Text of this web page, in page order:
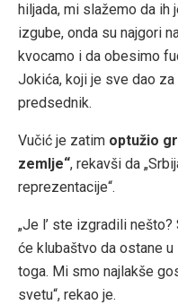
hiljada, mi slažemo da
izgube, onda su najgori
kvocamo i da obesimo
Jokića, koji je sve dao za
predsednik.
Vučić je zatim optužio
zemlje“, rekavši da
reprezentacije“.
„Je l’ ste izgradili
će klubaštvo da ostane
toga. Mi smo najlakše
svetu“, rekao je.